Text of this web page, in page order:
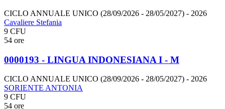
CICLO ANNUALE UNICO (28/09/2026 - 28/05/2027) - 2026
Cavaliere Stefania
9 CFU
54 ore
0000193 - LINGUA INDONESIANA I - M
CICLO ANNUALE UNICO (28/09/2026 - 28/05/2027) - 2026
SORIENTE ANTONIA
9 CFU
54 ore